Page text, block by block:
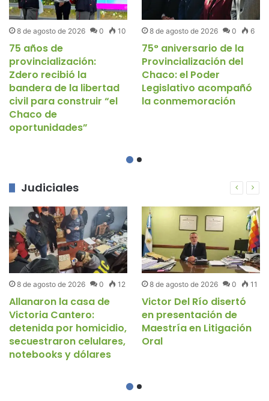
8 de agosto de 2026 0 10
75 años de
provincialización:
Zdero recibió la
bandera de la libertad
civil para construir “el
Chaco de
oportunidades”
8 de agosto de 2026 0 6
75° aniversario de la
Provincialización del
Chaco: el Poder
Legislativo acompañó
la conmemoración
Judiciales
8 de agosto de 2026 0 12
Allanaron la casa de
Victoria Cantero:
detenida por homicidio,
secuestraron celulares,
notebooks y dólares
8 de agosto de 2026 0 11
Victor Del Río disertó
en presentación de
Maestría en Litigación
Oral